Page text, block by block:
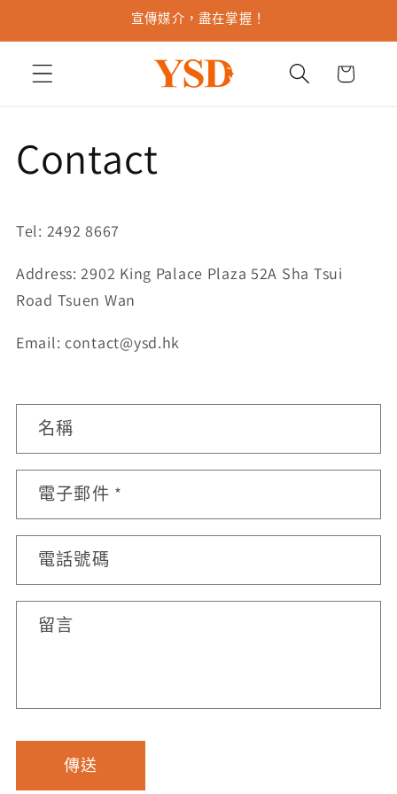
宣傳媒介，盡在掌握！
購
物
Contact
Tel: 2492 8667
Address: 2902 King Palace Plaza 52A Sha Tsui
Road Tsuen Wan
Email: contact@ysd.hk
表
名稱
電子郵件 *
電話號碼
留言
傳送